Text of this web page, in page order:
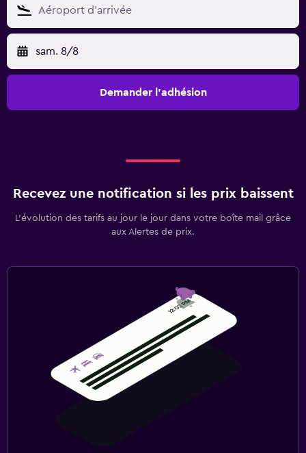
sam. 8/8
Demander l’adhésion
Recevez une notification si les prix baissent
L’évolution des tarifs au jour le jour dans votre boîte mail grâce
aux Alertes de prix.